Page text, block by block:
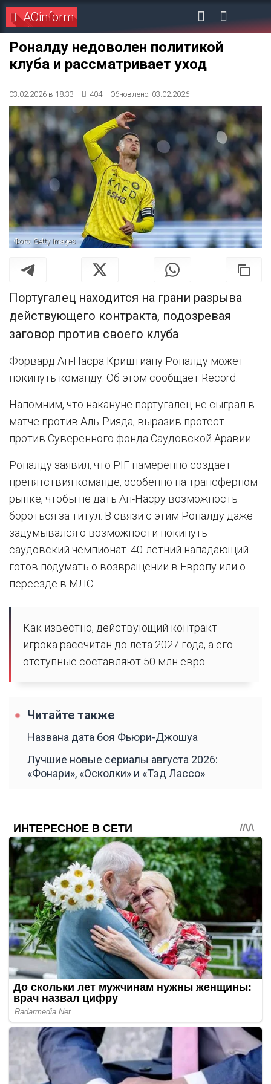
AOinform
Роналду недоволен политикой
клуба и рассматривает уход
03.02.2026 в 18:33 404 Обновлено: 03.02.2026
Фото: Getty Images
Португалец находится на грани разрыва
действующего контракта, подозревая
заговор против своего клуба
Форвард Ан-Насра Криштиану Роналду может
покинуть команду. Об этом сообщает Record.
Напомним, что накануне португалец не сыграл в
матче против Аль-Рияда, выразив протест
против Суверенного фонда Саудовской Аравии.
Роналду заявил, что PIF намеренно создает
препятствия команде, особенно на трансферном
рынке, чтобы не дать Ан-Насру возможность
бороться за титул. В связи с этим Роналду даже
задумывался о возможности покинуть
саудовский чемпионат. 40-летний нападающий
готов подумать о возвращении в Европу или о
переезде в МЛС.
Как известно, действующий контракт
игрока рассчитан до лета 2027 года, а его
отступные составляют 50 млн евро.
Читайте также
Названа дата боя Фьюри-Джошуа
Лучшие новые сериалы августа 2026:
«Фонари», «Осколки» и «Тэд Лассо»